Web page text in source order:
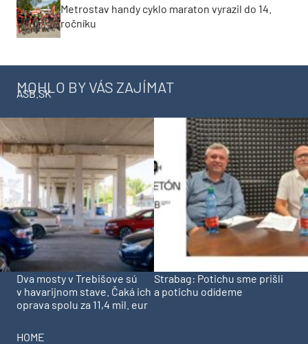
Metrostav handy cyklo maraton vyrazil do 14.
ročníku
MOHLO BY VÁS ZAJÍMAT
ASB.SK
Dva mosty v Trebišove sú
v havarijnom stave. Čaká ich
oprava spolu za 11,4 mil. eur
Strabag: Potichu sme prišli
a potichu odídeme
HOME